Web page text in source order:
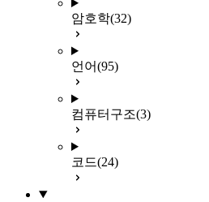
암호학(32)
언어(95)
컴퓨터구조(3)
코드(24)